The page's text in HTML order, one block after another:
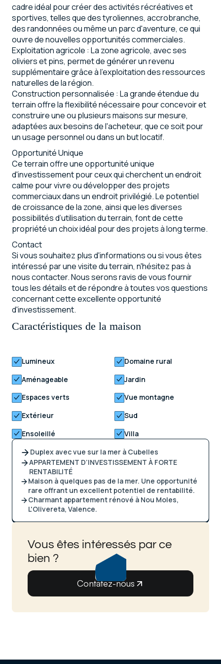
cadre idéal pour créer des activités récréatives et
sportives, telles que des tyroliennes, accrobranche,
des randonnées ou même un parc d'aventure, ce qui
ouvre de nouvelles opportunités commerciales.
Exploitation agricole : La zone agricole, avec ses
oliviers et pins, permet de générer un revenu
supplémentaire grâce à l'exploitation des ressources
naturelles de la région.
Construction personnalisée : La grande étendue du
terrain offre la flexibilité nécessaire pour concevoir et
construire une ou plusieurs maisons sur mesure,
adaptées aux besoins de l'acheteur, que ce soit pour
un usage personnel ou dans un but locatif.
Opportunité Unique
Ce terrain offre une opportunité unique
d'investissement pour ceux qui cherchent un endroit
calme pour vivre ou développer des projets
commerciaux dans un endroit privilégié. Le potentiel
de croissance de la zone, ainsi que les diverses
possibilités d’utilisation du terrain, font de cette
propriété un choix idéal pour des projets à long terme.
Contact
Si vous souhaitez plus d'informations ou si vous êtes
intéressé par une visite du terrain, n'hésitez pas à
nous contacter. Nous serons ravis de vous fournir
tous les détails et de répondre à toutes vos questions
concernant cette excellente opportunité
d'investissement.
Caractéristiques de la maison
Lumineux
Domaine rural
Aménageable
Jardin
Espaces verts
Vue montagne
Extérieur
Sud
Ensoleillé
Villa
Duplex avec vue sur la mer à Cubelles
APPARTEMENT D’INVESTISSEMENT À FORTE
RENTABILITÉ
Maison à quelques pas de la mer. Une opportunité
rare offrant un excellent potentiel de rentabilité.
Charmant appartement rénové à Nou Moles,
L'Olivereta, Valence.
Vous êtes intéressés par ce
bien ?
Contatez-nous